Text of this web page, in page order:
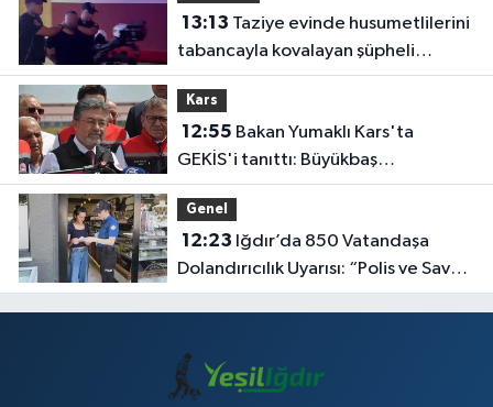
13:13
tabancayla kovalayan şüpheli
gözaltına alındı
Kars
12:55
GEKİS'i tanıttı: Büyükbaş
hayvancılıkta 'dijital kimlik' dönemi
başladı
Genel
12:23
Dolandırıcılık Uyarısı: “Polis ve Savcı
Para İstemez”